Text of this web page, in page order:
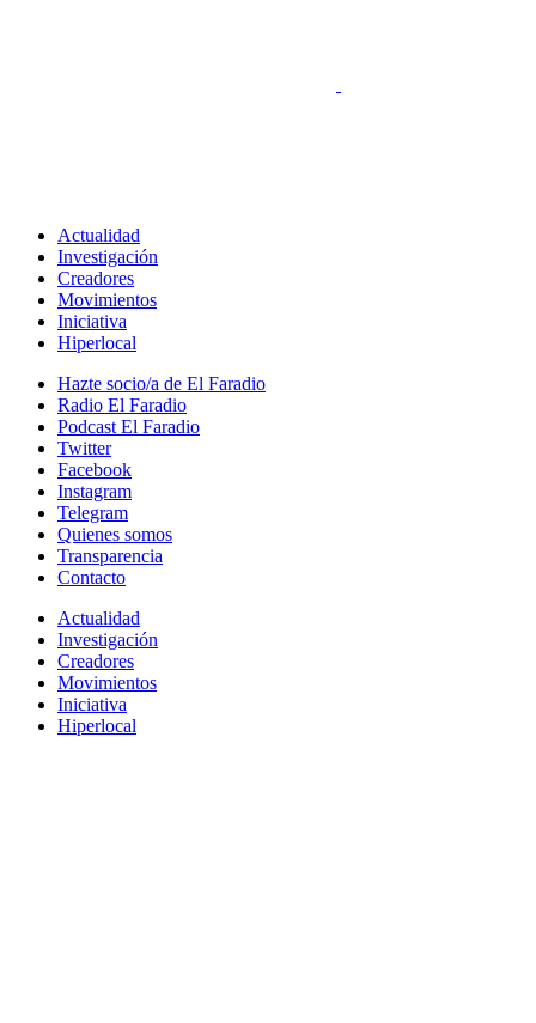
Actualidad
Investigación
Creadores
Movimientos
Iniciativa
Hiperlocal
Hazte socio/a de El Faradio
Radio El Faradio
Podcast El Faradio
Twitter
Facebook
Instagram
Telegram
Quienes somos
Transparencia
Contacto
Actualidad
Investigación
Creadores
Movimientos
Iniciativa
Hiperlocal